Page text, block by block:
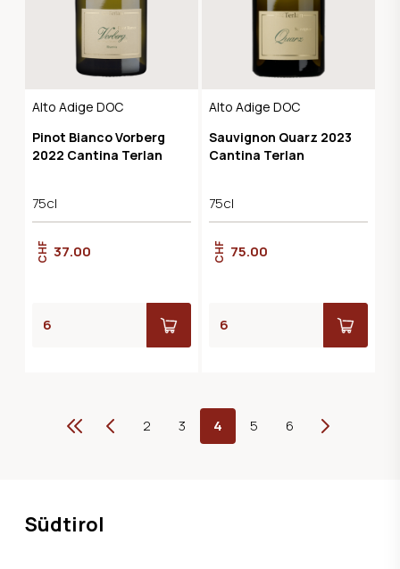
Alto Adige DOC
Pinot Bianco Vorberg
2022 Cantina Terlan
75cl
CHF 37.00
Alto Adige DOC
Sauvignon Quarz 2023
Cantina Terlan
75cl
CHF 75.00
ErsteVorherige 2 3 4 5 6 Weiter
Südtirol